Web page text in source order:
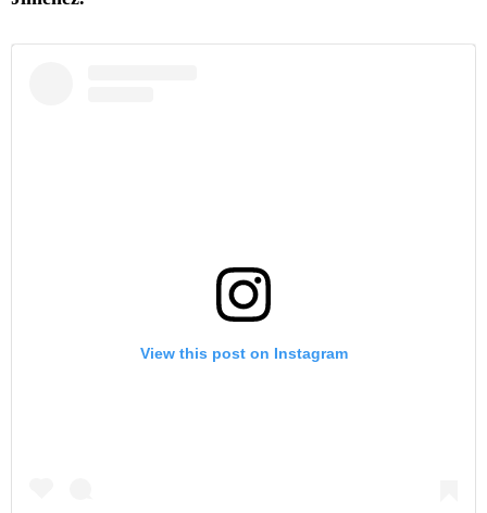
View this post on Instagram